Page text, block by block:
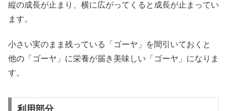
縦の成長が止まり、横に広がってくると成長が止まってい
ます。
小さい実のまま残っている「ゴーヤ」を間引いておくと
他の「ゴーヤ」に栄養が届き美味しい「ゴーヤ」になりま
す。
利用部分